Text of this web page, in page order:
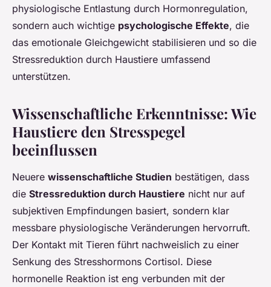
physiologische Entlastung durch Hormonregulation,
sondern auch wichtige psychologische Effekte, die
das emotionale Gleichgewicht stabilisieren und so die
Stressreduktion durch Haustiere umfassend
unterstützen.
Wissenschaftliche Erkenntnisse: Wie
Haustiere den Stresspegel
beeinflussen
Neuere wissenschaftliche Studien bestätigen, dass
die Stressreduktion durch Haustiere nicht nur auf
subjektiven Empfindungen basiert, sondern klar
messbare physiologische Veränderungen hervorruft.
Der Kontakt mit Tieren führt nachweislich zu einer
Senkung des Stresshormons Cortisol. Diese
hormonelle Reaktion ist eng verbunden mit der